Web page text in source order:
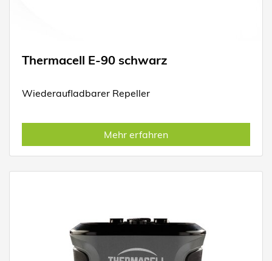
Thermacell E-90 schwarz
Wiederaufladbarer Repeller
Mehr erfahren